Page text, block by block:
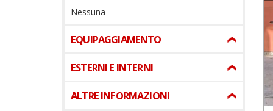
Nessuna
EQUIPAGGIAMENTO
ESTERNI E INTERNI
ALTRE INFORMAZIONI